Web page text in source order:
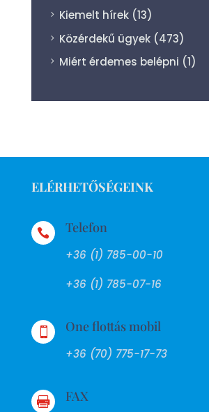
Kiemelt hírek (13)
Közérdekű ügyek (473)
Miért érdemes belépni (1)
ELÉRHETŐSÉGEINK
 Telefon
+36 (1) 785-00-10
+36 (1) 785-07-16
 One flottás mobil
+36 (70) 775-17-73
 FAX